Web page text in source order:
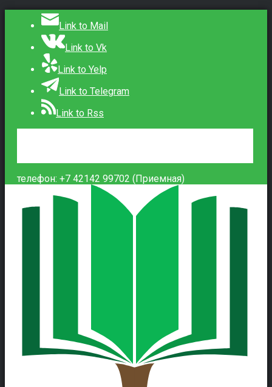
Link to Mail
Link to Vk
Link to Yelp
Link to Telegram
Link to Rss
телефон: +7 42142 99702 (Приемная)